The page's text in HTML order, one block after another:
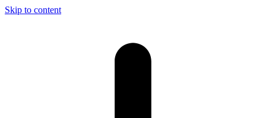
Skip to content